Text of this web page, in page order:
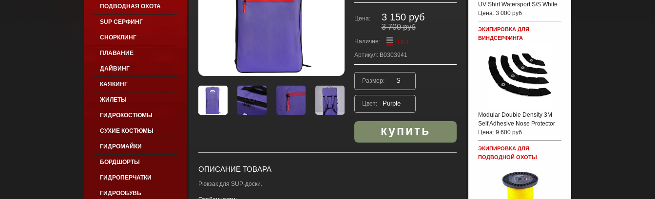
ПОДВОДНАЯ ОХОТА
SUP СЕРФИНГ
СНОРКЛИНГ
ПЛАВАНИЕ
ДАЙВИНГ
КАЯКИНГ
ЖИЛЕТЫ
ГИДРОКОСТЮМЫ
СУХИЕ КОСТЮМЫ
ГИДРОМАЙКИ
БОРДШОРТЫ
ГИДРОПЕРЧАТКИ
ГИДРООБУВЬ
UV Shirt Watersport S/S White
Цена: 3 000 руб
ЭКИПИРОВКА ДЛЯ
ВИНДСЕРФИНГА
Modular Double Density 3M
Self Adhesive Nose Protector
Цена: 9 600 руб
ЭКИПИРОВКА ДЛЯ
ПОДВОДНОЙ ОХОТЫ
Цена: 3 150 руб
3 700 руб
Наличие:
Артикул: B0303941
Размер:
Цвет:
ОПИСАНИЕ ТОВАРА
Рюкзак для SUP-доски.